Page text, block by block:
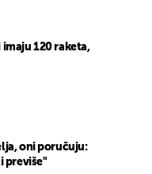
120 raketa,
oni poručuju:
previše"